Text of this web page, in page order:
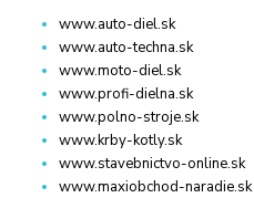
www.auto-diel.sk
www.auto-techna.sk
www.moto-diel.sk
www.profi-dielna.sk
www.polno-stroje.sk
www.krby-kotly.sk
www.stavebnictvo-online.sk
www.maxiobchod-naradie.sk